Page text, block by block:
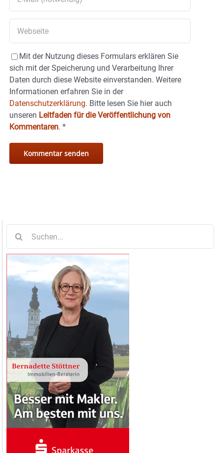
Mit der Nutzung dieses Formulars erklären Sie
sich mit der Speicherung und Verarbeitung Ihrer
Daten durch diese Website einverstanden. Weitere
Informationen erfahren Sie in der
Datenschutzerklärung. Bitte lesen Sie hier auch
unseren Leitfaden für die Veröffentlichung von
Kommentaren. *
nach: